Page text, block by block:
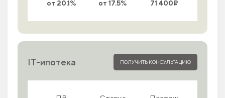
от 20.1% от 17.5% 71 400₽
IT-ипотека ПОЛУЧИТЬ КОНСУЛЬТАЦИЮ